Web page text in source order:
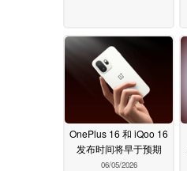
OnePlus 16 和 iQoo 16
发布时间将早于预期
06/05/2026